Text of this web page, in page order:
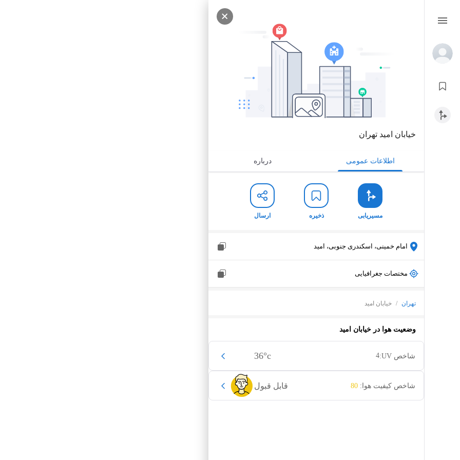
خیابان امید تهران
اطلاعات عمومی درباره
مسیریابی ذخیره ارسال
امام خمینی، اسکندری جنوبی، امید
مختصات جغرافیایی
تهران / خیابان امید
وضعیت هوا در خیابان امید
36°c شاخص UV: 4
قابل قبول شاخص کیفیت هوا: 80